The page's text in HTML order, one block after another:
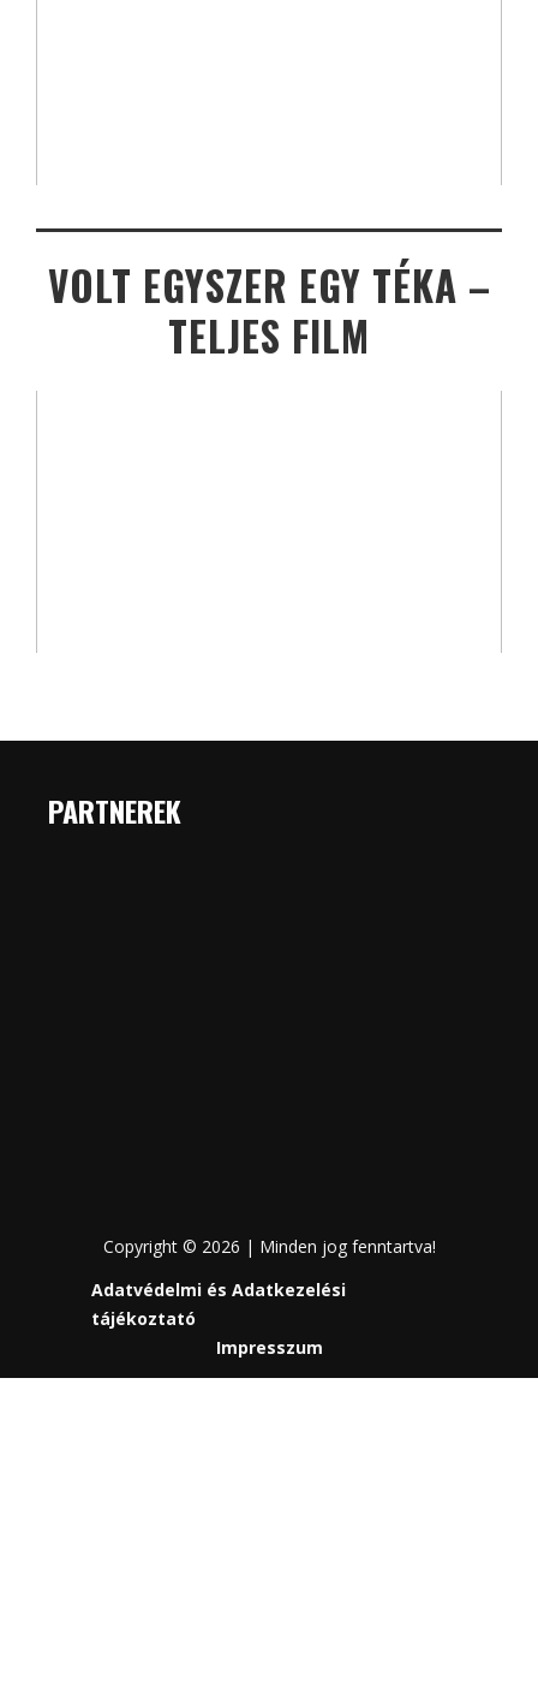
VOLT EGYSZER EGY TÉKA –
TELJES FILM
PARTNEREK
Copyright © 2026 | Minden jog fenntartva!
Adatvédelmi és Adatkezelési
tájékoztató
Impresszum